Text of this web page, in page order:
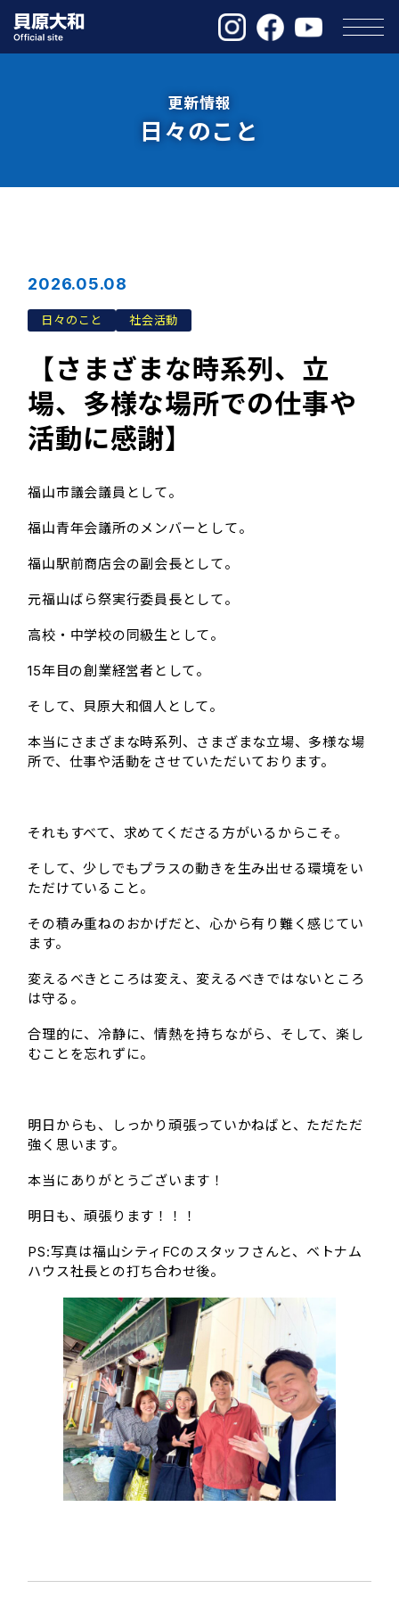
更新情報
日々のこと
2026.05.08
日々のこと 社会活動
【さまざまな時系列、立
場、多様な場所での仕事や
活動に感謝】
福山市議会議員として。
福山青年会議所のメンバーとして。
福山駅前商店会の副会長として。
元福山ばら祭実行委員長として。
高校・中学校の同級生として。
15年目の創業経営者として。
そして、貝原大和個人として。
本当にさまざまな時系列、さまざまな立場、多様な場
所で、仕事や活動をさせていただいております。
それもすべて、求めてくださる方がいるからこそ。
そして、少しでもプラスの動きを生み出せる環境をい
ただけていること。
その積み重ねのおかげだと、心から有り難く感じてい
ます。
変えるべきところは変え、変えるべきではないところ
は守る。
合理的に、冷静に、情熱を持ちながら、そして、楽し
むことを忘れずに。
明日からも、しっかり頑張っていかねばと、ただただ
強く思います。
本当にありがとうございます！
明日も、頑張ります！！！
PS:写真は福山シティFCのスタッフさんと、ベトナム
ハウス社長との打ち合わせ後。